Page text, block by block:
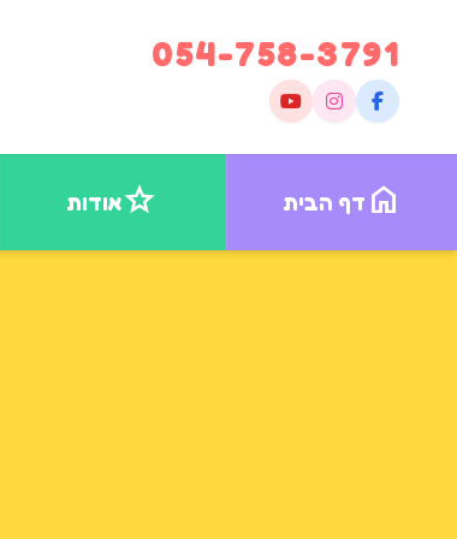
054-758-3791
home דף הבית starאודות